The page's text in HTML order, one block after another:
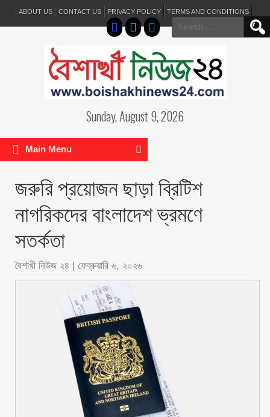
ABOUT US CONTACT US PRIVACY POLICY TERMS AND CONDITIONS
Search
for:
Sunday, August 9, 2026
Main Menu
জরুরি প্রয়োজন ছাড়া ব্রিটিশ
নাগরিকদের বাংলাদেশ ভ্রমণে
সতর্কতা
বৈশাখী নিউজ ২৪ | ফেব্রুয়ারি ৬, ২০২৬